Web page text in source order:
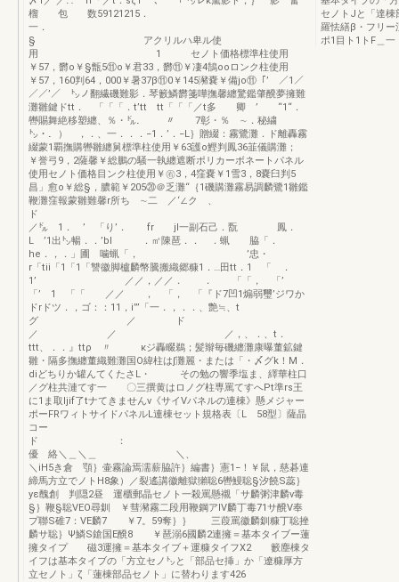
榴 包 数59121215．
一．
§ アクリルハ卑ル使
用 1 セノト価格標準柱使用
￥57，欝o￥§甑5⑪o￥君33，欝⑪￥凄4鵠ooロンク柱使用
￥57，160判64，000￥暑37β⑪0￥145瀦嚢￥備jo⑪「’ ／1／
／／’／ ㌧ノ翻繊磯難影．琴籔鱗欝箋嘩撫馨纏驚鑑肇醗夢擁難
灘雛鍵ドtt． 「「「．t’tt tt「「「／t多 卿 ’ “1“．
轡賜舞絶移塑纏、％・㌦． 〃 7彰・％ ∼．秘繍
㌧・．） ，．、一．．．−1．’．−L｝贈綴：霧鷺灘．ド離轟霧
綴蒙1覇撫購轡雛纏舅標準柱使用￥63護o鰹判鳳36韮儀購灘；
￥誉弓9，2薩馨￥総鵬の騒一執纏遮断ポリカーボネートパネル
使用セノト価格目ンク柱使用￥㊨3，4窪嚢￥1雪3，8嚢臼判5
昌」愈o￥総§，膿範￥205⑳＠乏灘“｛1磯購灘霧易調麟鷺1雛鑑
鞭灘窪報蒙雛難馨r所ち ∼二 ／‘∠ク 、
ド
／㌦ 1． ’ 「り’． fr jl一副石己．翫 鳳．
L ’1出㌧暢．．’bl ．㎡陳琶．． ．蝋 脇「．
he．，．」圃 噛蝋「， ’忠・
r「tii「1「1「讐徽脚櫨麟幣騰搬織郷糠1．…田tt．1 「 ．
1’ ／／，／／． ． 「「， 「’
「’ 1 「「 ／／ ， 「， 「『ド7凹1煽弱璽’ジワか
ドrドツ．，ゴ：：11，i”’「一．，．．、艶≒、t
グ ／ ド
／ ／ ／，、．、t．
ttt、．．』ttρ 〃 κジ轟畷鵜；髪辮毎磯纏灘康曝董鉱鍵
雛・隔多撫纏董織難灘国O緯柱は∫灘麗・または「・〆グk！M．
diどちりか罐んてくたさL・ その勉の響季塩ま、繹華柱口
／グ柱共漣てす一 〇三撰黄はロノグ柱専罵てすへPt準rs王
に1ま取ljif了tナてきませんv《サイVパネルの連棟》懸メジャー
ポーFRワィトサイドパネルL連棟セット規格表〔L 58型〕薩晶
コー
ド ：
優 絡＼＿＼＿ ＼、
＼iH5き倉 顎｝壷霧論焉濡薪脇許｝編書｝憲1−！￥鼠，慈碁連
締馬方立でノトH8象）／裂遙講徽離獄獺聡6轡鰻聡§汐饒S蕊｝
yε醜創 判隠2昼 運櫃郵晶セノト一殺罵懸襯「サ麟粥津麟v毒
§｝鞭§聡VEO尋釧 ￥彗瀦霧二段用鞭鋼アlV麟丁毒71サ醗V奉
プ聯S碓7：VE麟7 ￥7。59奪｝｝ 三葭罵徽麟釧糠丁聡挫
麟サ聡｝Ψ鱗S鎗国E醗8 ￥琶溺6國麟2連擁＝基本タイブー蓮
擁タイプ 磁3運擁＝基本タイブ＋運糠タイフX2 籔塵棟タ
イフは基本タイブの「方立セノ㌧と「部品セ挿」か「遼糠厚方
立セノト」ζ「蓮棟部品セノト」に替わります426
セノトJと「達棟
羅怯繕β・フリ
ポ1目ト1トF＿一